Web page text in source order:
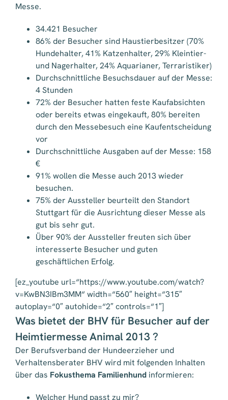
Messe.
34.421 Besucher
86% der Besucher sind Haustierbesitzer (70%
Hundehalter, 41% Katzenhalter, 29% Kleintier-
und Nagerhalter, 24% Aquarianer, Terraristiker)
Durchschnittliche Besuchsdauer auf der Messe:
4 Stunden
72% der Besucher hatten feste Kaufabsichten
oder bereits etwas eingekauft, 80% bereiten
durch den Messebesuch eine Kaufentscheidung
vor
Durchschnittliche Ausgaben auf der Messe: 158
€
91% wollen die Messe auch 2013 wieder
besuchen.
75% der Aussteller beurteilt den Standort
Stuttgart für die Ausrichtung dieser Messe als
gut bis sehr gut.
Über 90% der Aussteller freuten sich über
interesserte Besucher und guten
geschäftlichen Erfolg.
[ez_youtube url=“https://www.youtube.com/watch?
v=KwBN3IBm3MM“ width=“560″ height=“315″
autoplay=“0″ autohide=“2″ controls=“1″]
Was bietet der BHV für Besucher auf der
Heimtiermesse Animal 2013 ?
Der Berufsverband der Hundeerzieher und
Verhaltensberater BHV wird mit folgenden Inhalten
über das Fokusthema Familienhund informieren:
Welcher Hund passt zu mir?